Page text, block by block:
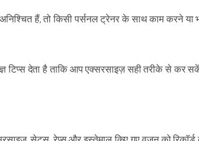
हैं, तो किसी पर्सनल ट्रेनर के साथ काम करने
टिप्स देता है ताकि आप एक्सरसाइज़ सही तरीके से कर